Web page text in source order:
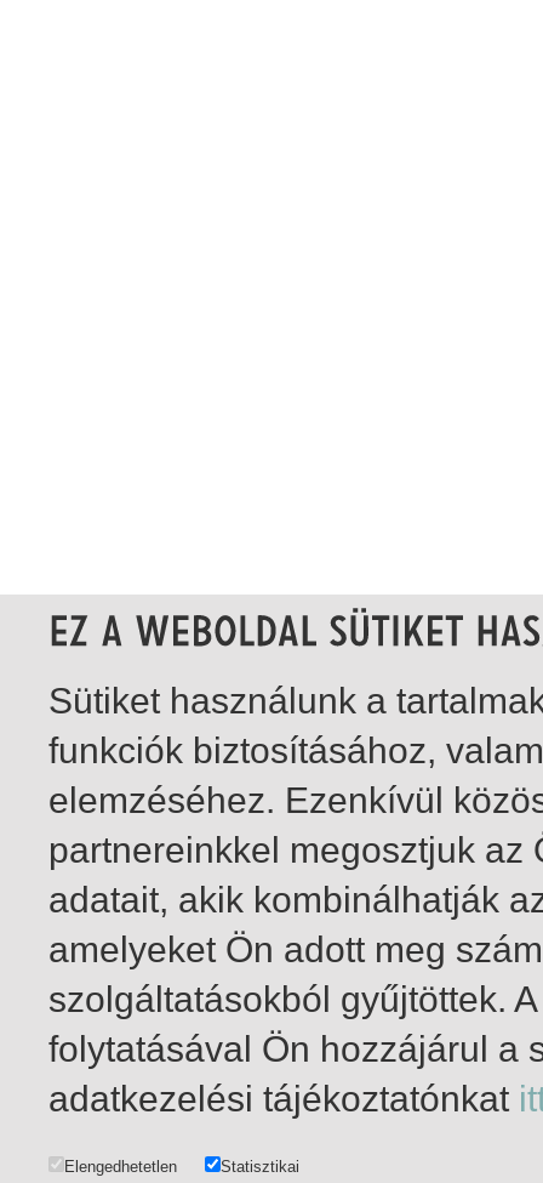
1-20 / insgesamt 26 Treffer
Sütiket használunk a
funkciók biztosításához,
elemzéséhez. Ezenkívül
partnereinkkel megosztjuk
adatait, akik kombinálhatják
amelyeket Ön adott meg
szolgáltatásokból gyűjtöttek.
folytatásával Ön hozzájárul a
adatkezelési tájékoztatónkat
Elengedhetetlen Statisztikai